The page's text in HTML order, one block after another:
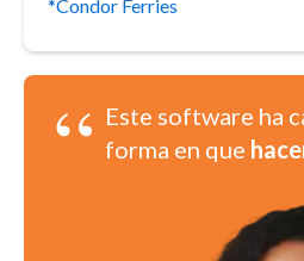
*Condor Ferries
“ Este software ha
forma en que